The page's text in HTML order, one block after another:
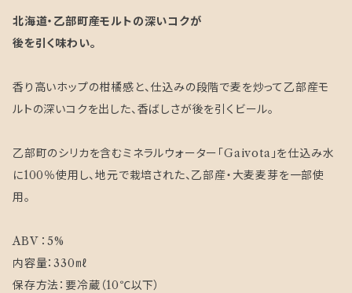
北海道・乙部町産モルトの深いコクが
後を引く味わい。
香り高いホップの柑橘感と、仕込みの段階で麦を炒って乙部産モ
ルトの深いコクを出した、香ばしさが後を引くビール。
乙部町のシリカを含むミネラルウォーター「Gaivota」を仕込み水
に100％使用し、地元で栽培された、乙部産・大麦麦芽を一部使
用。
ABV ：5%
内容量：330㎖
保存方法：要冷蔵（10℃以下）